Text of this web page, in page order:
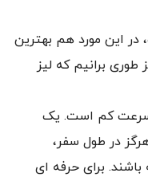
این مورد هم بهترین
برانیم که لیز
سرعت کم است. یک
در طول سفر،
برای حرفه ای